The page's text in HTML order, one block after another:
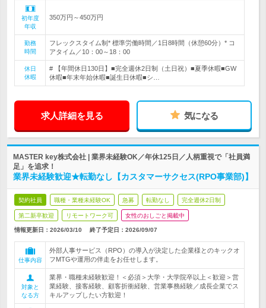
初年度
年収
350万円～450万円
勤務
時間
フレックスタイム制* 標準労働時間／1日8時間（休憩60分）* コ
アタイム／10：00～18：00
休日
休暇
# 【年間休日130日】■完全週休2日制（土日祝）■夏季休暇■GW
休暇■年末年始休暇■誕生日休暇■シ…
求人詳細を見る 気になる
MASTER key株式会社 | 業界未経験OK／年休125日／人柄重視で「社員満
足」を追求！
業界未経験歓迎★転勤なし【カスタマーサクセス(RPO事業部)】
契約社員 職種・業種未経験OK 急募 転勤なし 完全週休2日制
第二新卒歓迎 リモートワーク可 女性のおしごと掲載中
情報更新日：2026/03/10 終了予定日： 2026/09/07
仕事内容
外部人事サービス（RPO）の導入が決定した企業様とのキックオ
フMTGや運用の伴走をお任せします。
対象と
なる方
業界・職種未経験歓迎！＜必須＞大学・大学院卒以上＜歓迎＞営
業経験、接客経験、顧客折衝経験、営業事務経験／成長企業でス
キルアップしたい方歓迎！